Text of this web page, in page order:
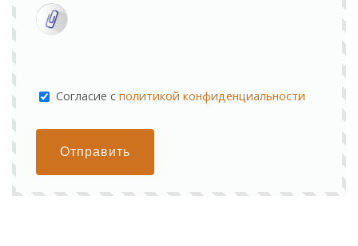
Cогласие сполитикой конфиденциальности
Отправить